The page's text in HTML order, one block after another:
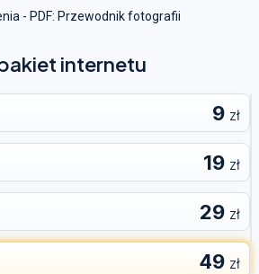
- PDF: Przewodnik fotografii
internetu
9 zł
19 zł
29 zł
49 zł